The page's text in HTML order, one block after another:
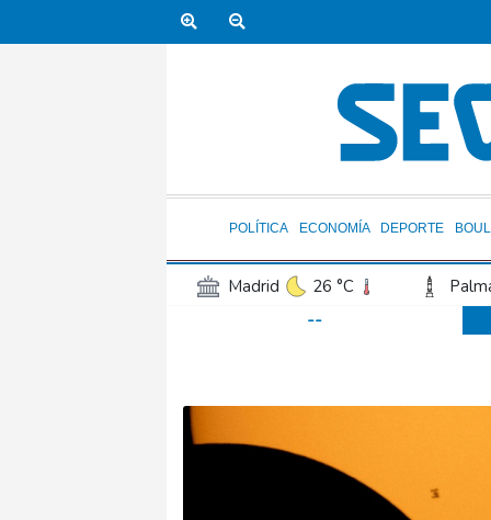
POLÍTICA ECONOMÍA DEPORTE
Madrid 26 °C
Canary Islands
Manaus
26 °C
--